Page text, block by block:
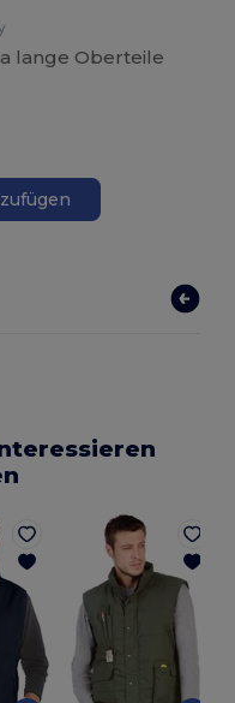
lange Oberteile